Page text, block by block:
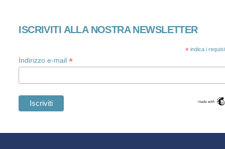
ISCRIVITI ALLA NOSTRA NEWSLETTER
* indica i
Indirizzo e-mail*
Swedish